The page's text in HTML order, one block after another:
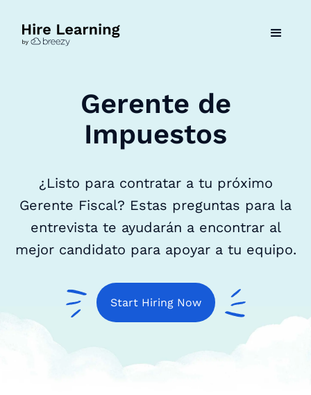
Gerente de
Impuestos
¿Listo para contratar a tu próximo
Gerente Fiscal? Estas preguntas para la
entrevista te ayudarán a encontrar al
mejor candidato para apoyar a tu equipo.
Start Hiring Now